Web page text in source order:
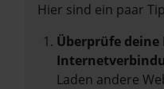
Hier sind ein paar
Überprüfe
Laden andere